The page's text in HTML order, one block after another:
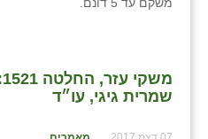
שמרית גיגי, עו״ד